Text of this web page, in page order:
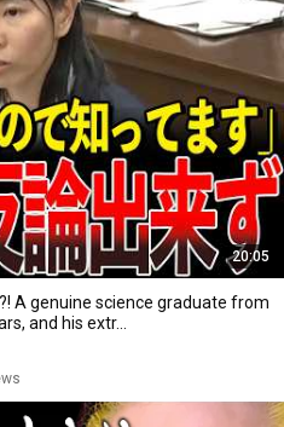
20:05
A genuine science graduate from
and his extr...